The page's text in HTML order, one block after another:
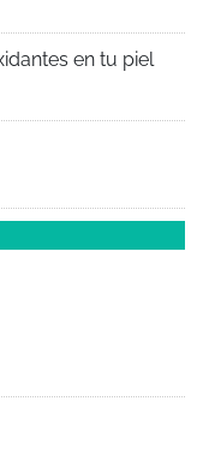
en tu piel